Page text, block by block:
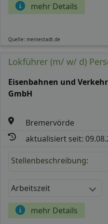
mehr Details
Quelle: meinestadt.de
Lokführer (m/ w/ d)
Eisenbahnen und
GmbH
Bremervörde
aktualisiert seit:
Stellenbeschreibung:
Arbeitszeit
mehr Details